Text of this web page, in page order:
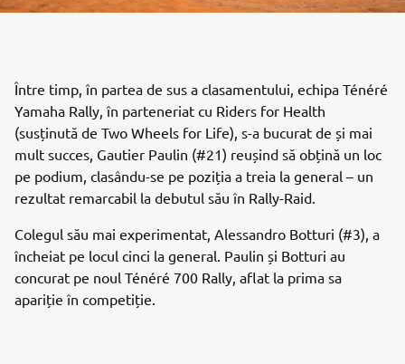
Între timp, în partea de sus a clasamentului, echipa Ténéré
Yamaha Rally, în parteneriat cu Riders for Health
(susținută de Two Wheels for Life), s-a bucurat de și mai
mult succes, Gautier Paulin (#21) reușind să obțină un loc
pe podium, clasându-se pe poziția a treia la general – un
rezultat remarcabil la debutul său în Rally-Raid.
Colegul său mai experimentat, Alessandro Botturi (#3), a
încheiat pe locul cinci la general. Paulin și Botturi au
concurat pe noul Ténéré 700 Rally, aflat la prima sa
apariție în competiție.